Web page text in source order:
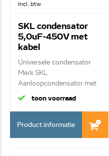
Incl. btw
SKL condensator
5,0uF-450V met
kabel
Universele condensator
Merk SKL
Aanloopcondensator met
kab...
toon voorraad
Product informatie